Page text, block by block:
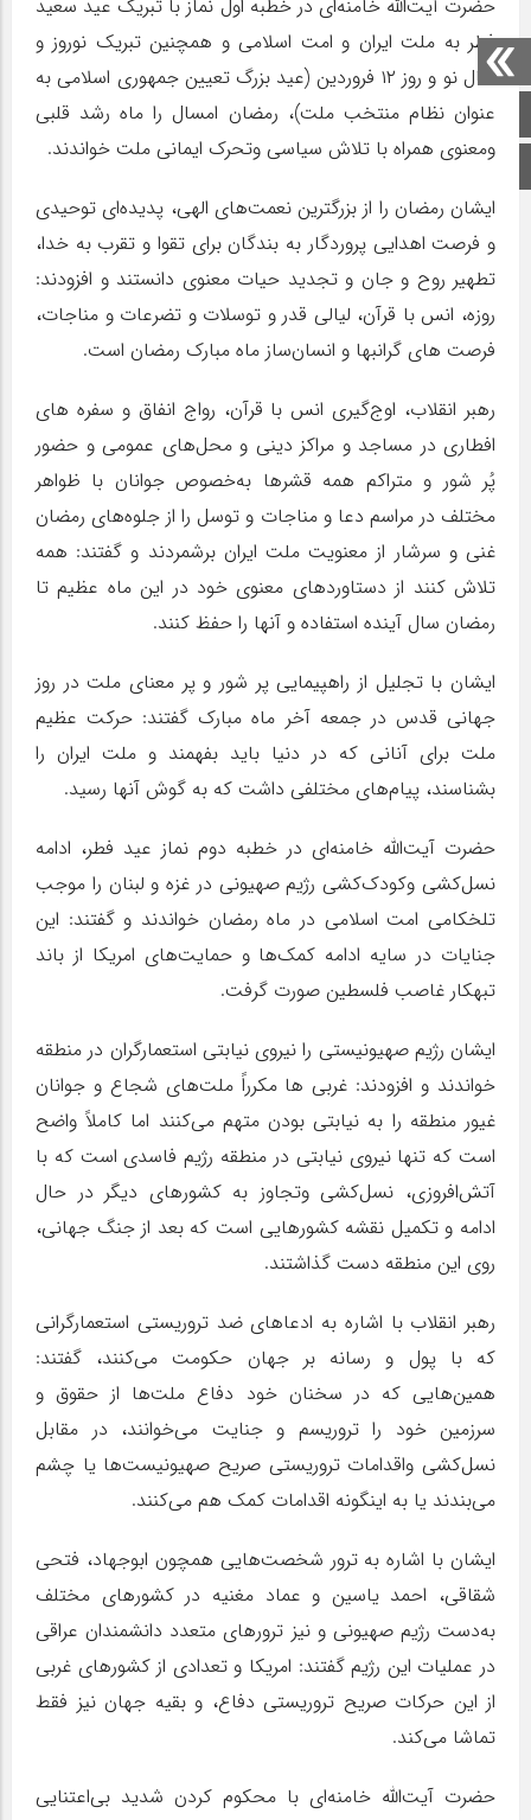
صفحه اصلی
اینستاگرام
حضرت آیت‌الله خامنه‌ای در خطبه اول نماز با تبریک عید سعید
فطر به ملت ایران و امت اسلامی و همچنین تبریک نوروز و
سال نو و روز ۱۲ فروردین (عید بزرگ تعیین جمهوری اسلامی به
عنوان نظام منتخب ملت)، رمضان امسال را ماه رشد قلبی
ومعنوی همراه با تلاش سیاسی وتحرک ایمانی ملت خواندند.
ایشان رمضان را از بزرگترین نعمت‌های الهی، پدیده‌ای توحیدی
و فرصت اهدایی پروردگار به بندگان برای تقوا و تقرب به خدا،
تطهیر روح و جان و تجدید حیات معنوی دانستند و افزودند:
روزه، انس با قرآن، لیالی قدر و توسلات و تضرعات و مناجات،
فرصت های گرانبها و انسان‌ساز ماه مبارک رمضان است.
رهبر انقلاب، اوج‌گیری انس با قرآن، رواج انفاق و سفره های
افطاری در مساجد و مراکز دینی و محل‌های عمومی و حضور
پُر شور و متراکم همه قشرها به‌خصوص جوانان با ظواهر
مختلف در مراسم دعا و مناجات و توسل را از جلوه‌های رمضان
غنی و سرشار از معنویت ملت ایران برشمردند و گفتند: همه
تلاش کنند از دستاوردهای معنوی خود در این ماه عظیم تا
رمضان سال آینده استفاده و آنها را حفظ کنند.
ایشان با تجلیل از راهپیمایی پر شور و پر معنای ملت در روز
جهانی قدس در جمعه آخر ماه مبارک گفتند: حرکت عظیم
ملت برای آنانی که در دنیا باید بفهمند و ملت ایران را
بشناسند، پیام‌های مختلفی داشت که به گوش آنها رسید.
حضرت آیت‌الله خامنه‌ای در خطبه دوم نماز عید فطر، ادامه
نسل‌کشی وکودک‌کشی رژیم صهیونی در غزه و لبنان را موجب
تلخکامی امت اسلامی در ماه رمضان خواندند و گفتند: این
جنایات در سایه ادامه کمک‌ها و حمایت‌های امریکا از باند
تبهکار غاصب فلسطین صورت گرفت.
ایشان رژیم صهیونیستی را نیروی نیابتی استعمارگران در منطقه
خواندند و افزودند: غربی ها مکرراً ملت‌های شجاع و جوانان
غیور منطقه را به نیابتی بودن متهم می‌کنند اما کاملاً واضح
است که تنها نیروی نیابتی در منطقه رژیم فاسدی است که با
آتش‌افروزی، نسل‌کشی وتجاوز به کشورهای دیگر در حال
ادامه و تکمیل نقشه کشورهایی است که بعد از جنگ جهانی،
روی این منطقه دست گذاشتند.
رهبر انقلاب با اشاره به ادعاهای ضد تروریستی استعمارگرانی
که با پول و رسانه بر جهان حکومت می‌کنند، گفتند:
همین‌هایی که در سخنان خود دفاع ملت‌ها از حقوق و
سرزمین خود را تروریسم و جنایت می‌خوانند، در مقابل
نسل‌کشی واقدامات تروریستی صریح صهیونیست‌ها یا چشم
می‌بندند یا به اینگونه اقدامات کمک هم می‌کنند.
ایشان با اشاره به ترور شخصت‌هایی همچون ابوجهاد، فتحی
شقاقی، احمد یاسین و عماد مغنیه در کشورهای مختلف
به‌دست رژیم صهیونی و نیز ترورهای متعدد دانشمندان عراقی
در عملیات این رژیم گفتند: امریکا و تعدادی از کشورهای غربی
از این حرکات صریح تروریستی دفاع، و بقیه جهان نیز فقط
تماشا می‌کند.
حضرت آیت‌الله خامنه‌ای با محکوم کردن شدید بی‌اعتنایی